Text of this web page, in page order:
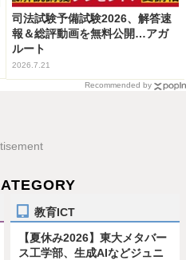
司法試験予備試験2026、解答速
報＆総評動画を無料公開…アガ
ルート
2026.7.21
Recommended by
教育ICT
【夏休み2026】東大メタバー
ス工学部、生成AIなどジュニ